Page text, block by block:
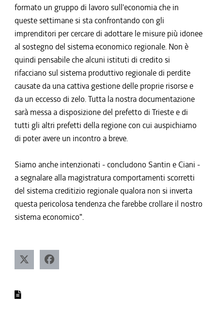
formato un gruppo di lavoro sull'economia che in
queste settimane si sta confrontando con gli
imprenditori per cercare di adottare le misure più idonee
al sostegno del sistema economico regionale. Non è
quindi pensabile che alcuni istituti di credito si
rifacciano sul sistema produttivo regionale di perdite
causate da una cattiva gestione delle proprie risorse e
da un eccesso di zelo. Tutta la nostra documentazione
sarà messa a disposizione del prefetto di Trieste e di
tutti gli altri prefetti della regione con cui auspichiamo
di poter avere un incontro a breve.
Siamo anche intenzionati - concludono Santin e Ciani -
a segnalare alla magistratura comportamenti scorretti
del sistema creditizio regionale qualora non si inverta
questa pericolosa tendenza che farebbe crollare il nostro
sistema economico".